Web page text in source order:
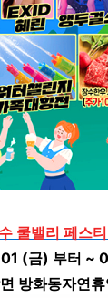
쿨밸리 페스
(금) 부터 ~
방화동자연